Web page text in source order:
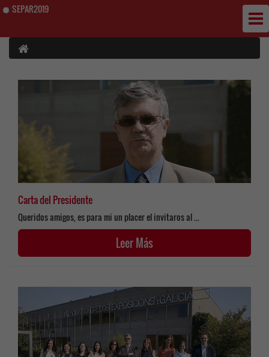
SEPAR2019
Carta del Presidente
Queridos amigos, es para mi un placer el invitaros al ...
Leer Más